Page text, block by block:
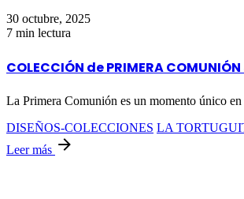
30 octubre, 2025
7 min lectura
COLECCIÓN de PRIMERA
La Primera Comunión es un momento único
DISEÑOS-COLECCIONES LA
Leer más